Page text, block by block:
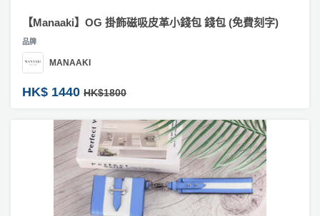
【Manaaki】OG 掛飾磁吸皮革小錢包 錢包 (免費刻字)
品牌
MANAAKI
HK$ 1440 HK$1800